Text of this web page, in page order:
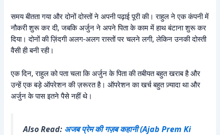
समय बीतता गया और दोनों दोस्तों ने अपनी पढ़ाई पूरी की। राहुल ने एक कंपनी में
नौकरी शुरू कर दी, जबकि अर्जुन ने अपने पिता के काम में हाथ बंटाना शुरू कर
दिया। दोनों की ज़िंदगी अलग-अलग रास्तों पर चलने लगी, लेकिन उनकी दोस्ती
वैसी ही बनी रही।
एक दिन, राहुल को पता चला कि अर्जुन के पिता की तबीयत बहुत खराब है और
उन्हें एक बड़े ऑपरेशन की ज़रूरत है। ऑपरेशन का खर्च बहुत ज़्यादा था और
अर्जुन के पास इतने पैसे नहीं थे।
Also Read: अजब प्रेम की गज़ब कहानी (Ajab Prem Ki